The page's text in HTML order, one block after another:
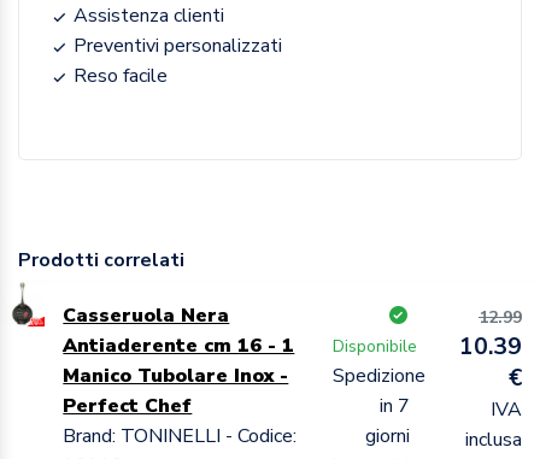
Assistenza clienti
Preventivi personalizzati
Reso facile
Prodotti correlati
Casseruola Nera
Antiaderente cm 16 - 1
Manico Tubolare Inox -
Perfect Chef
Brand: TONINELLI - Codice:
Disponibile
Spedizione
in 7
giorni
12.99
10.39
€
IVA
inclusa